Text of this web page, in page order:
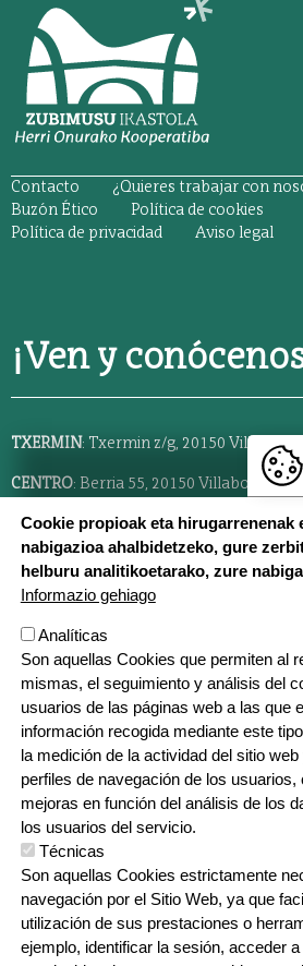
ORRI-OINA
Contacto
¿Quieres trabajar con
TESTU-LEGALAK
Buzón Ético
Política de cookies
Política de privacidad
Aviso legal
¡Ven y
TXERMIN: Txermin z/g, 20150 Villabona,
CENTRO: Berria 55, 20150 Villabona,943
ZIZURKIL: Pagamuño z/g, 20159 Zizurkil,
En red
Webgune hau
Cookie propioak eta hirugarrenenak
nabigazioa ahalbidetzeko, gure
helburu analitikoetarako, zure
Informazio gehiago
Analíticas
Son aquellas Cookies que permiten al
mismas, el seguimiento y análisis del
usuarios de las páginas web a las que
información recogida mediante este
la medición de la actividad del sitio
perfiles de navegación de los usuarios,
mejoras en función del análisis de los
los usuarios del servicio.
Técnicas
Son aquellas Cookies estrictamente
navegación por el Sitio Web, ya que
utilización de sus prestaciones o
ejemplo, identificar la sesión, acceder